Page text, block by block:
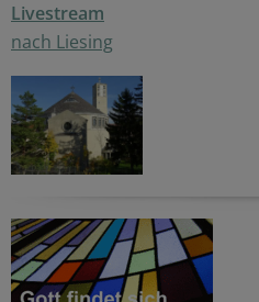
Livestream
nach Liesing